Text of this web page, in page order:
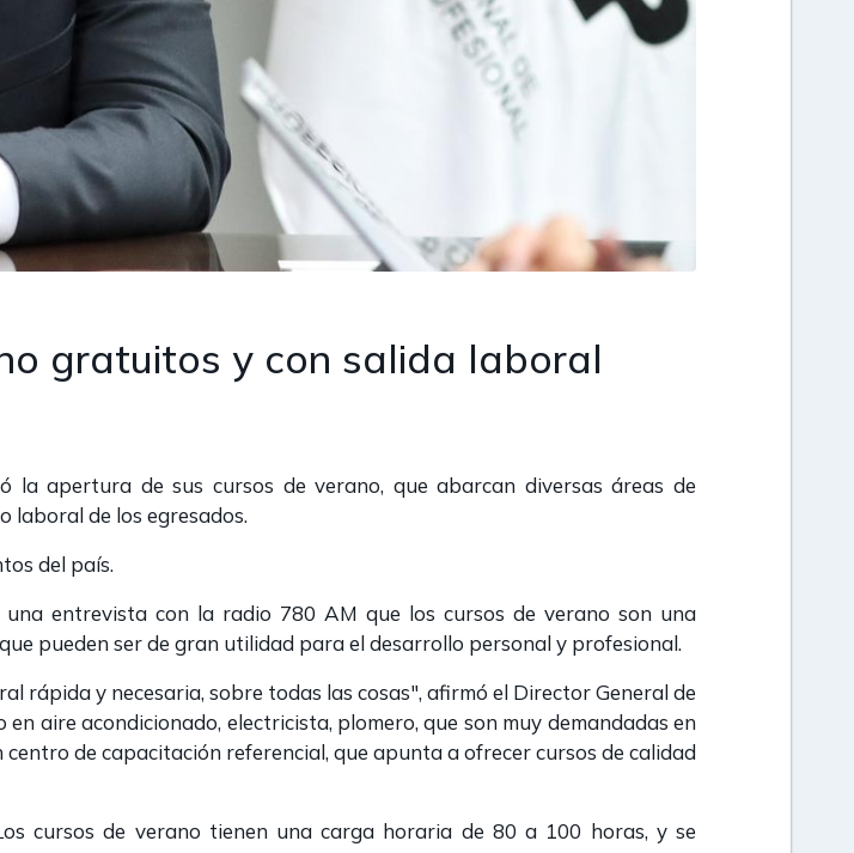
gratuitos y con salida laboral
la apertura de sus cursos de verano, que abarcan diversas áreas de
laboral de los egresados.
del país.
una entrevista con la radio 780 AM que los cursos de verano son una
pueden ser de gran utilidad para el desarrollo personal y profesional.
rápida y necesaria, sobre todas las cosas", afirmó el Director General de
aire acondicionado, electricista, plomero, que son muy demandadas en
centro de capacitación referencial, que apunta a ofrecer cursos de calidad
cursos de verano tienen una carga horaria de 80 a 100 horas, y se